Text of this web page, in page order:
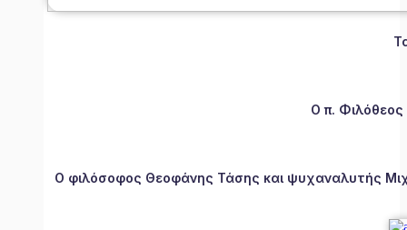
Ο π.
Ο φιλόσοφος Θεοφάνης Τάσης και ψυχαναλυτής